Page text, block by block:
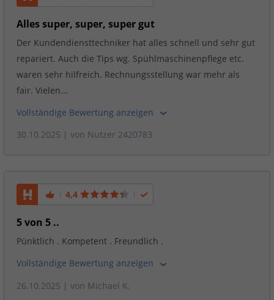
Alles super, super, super gut
Der Kundendiensttechniker hat alles schnell und sehr gut
repariert. Auch die Tips wg. Spühlmaschinenpflege etc.
waren sehr hilfreich. Rechnungsstellung war mehr als
fair. Vielen...
Vollständige Bewertung anzeigen
30.10.2025 | von Nutzer 2420783
4,4
5 von 5 ..
Pünktlich . Kompetent . Freundlich .
Vollständige Bewertung anzeigen
26.10.2025 | von Michael K.